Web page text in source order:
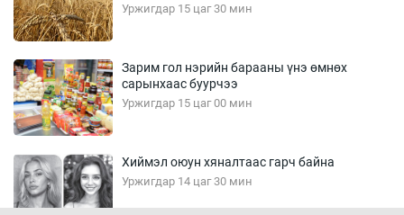
Уржигдар 15 цаг 30 мин
Зарим гол нэрийн барааны үнэ өмнөх
сарынхаас буурчээ
Уржигдар 15 цаг 00 мин
Хиймэл оюун хяналтаас гарч байна
Уржигдар 14 цаг 30 мин